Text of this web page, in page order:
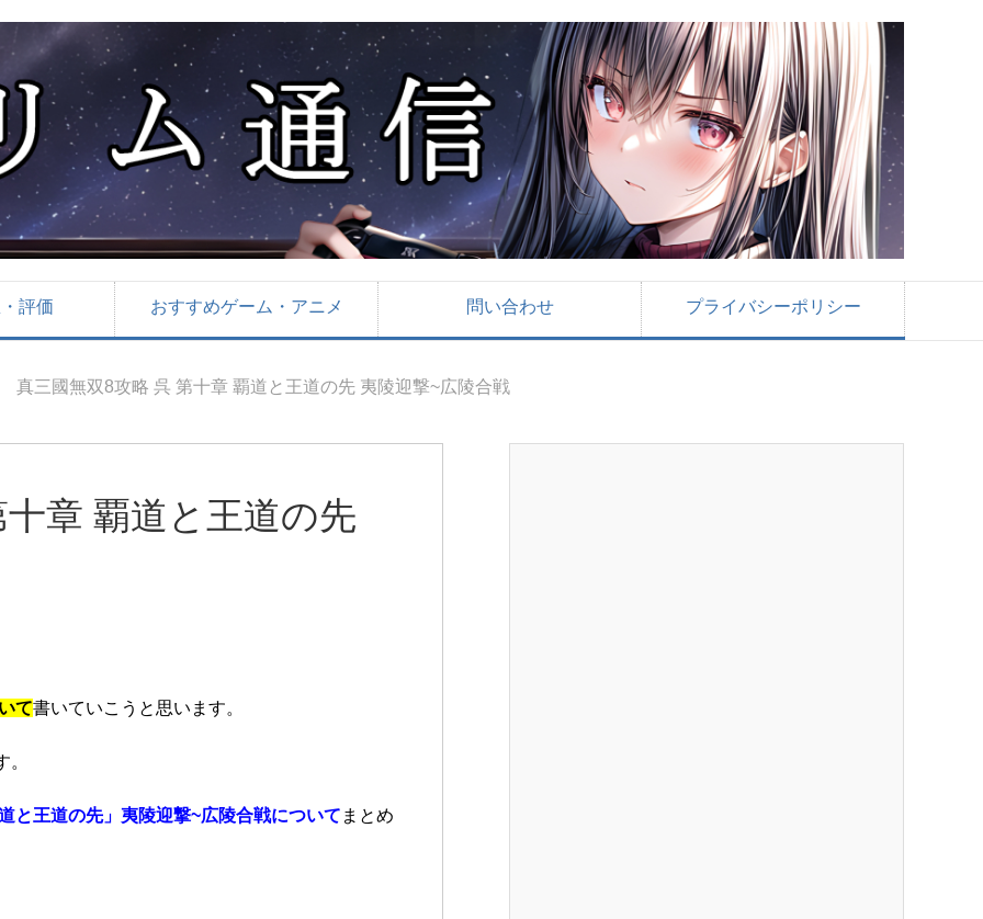
評価 おすすめゲーム・アニメ 問い合わせ プライバシーポリシー
真三國無双8攻略 呉 第十章 覇道と王道の先 夷陵迎撃~広陵合戦
章 覇道と王道の先
て書いていこうと思います。
と王道の先」夷陵迎撃~広陵合戦について まとめ